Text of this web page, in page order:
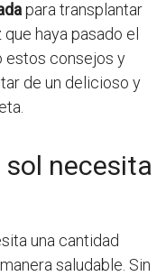
para transplantar
haya pasado el
estos consejos y
de un delicioso y
sol necesita
una cantidad
saludable. Sin